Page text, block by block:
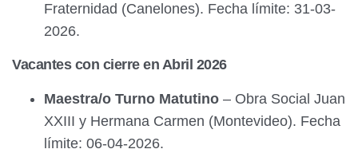
Fraternidad (Canelones). Fecha límite: 31-03-
2026.
Vacantes con cierre en Abril 2026
Maestra/o Turno Matutino – Obra Social Juan
XXIII y Hermana Carmen (Montevideo). Fecha
límite: 06-04-2026.